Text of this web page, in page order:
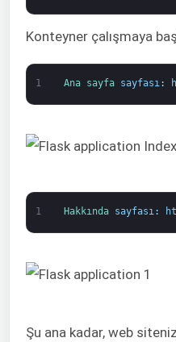
Konteyner çalışmaya
1 Ana sayfa sayfası :
1 Hakkında sayfası:
Şu ana kadar, web